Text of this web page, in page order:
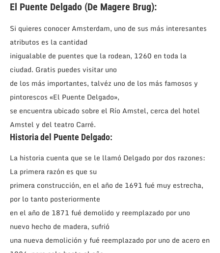
El Puente Delgado (De Magere Brug):
Si quieres conocer Amsterdam, uno de sus más interesantes
atributos es la cantidad
inigualable de puentes que la rodean, 1260 en toda la
ciudad. Gratis puedes visitar uno
de los más importantes, talvéz uno de los más famosos y
pintorescos «El Puente Delgado»,
se encuentra ubicado sobre el Río Amstel, cerca del hotel
Amstel y del teatro Carré.
Historia del Puente Delgado:
La historia cuenta que se le llamó Delgado por dos razones:
La primera razón es que su
primera construcción, en el año de 1691 fué muy estrecha,
por lo tanto posteriormente
en el año de 1871 fué demolido y reemplazado por uno
nuevo hecho de madera, sufrió
una nueva demolición y fué reemplazado por uno de acero en